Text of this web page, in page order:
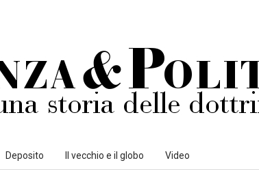
Deposito Il vecchio e il globo Video